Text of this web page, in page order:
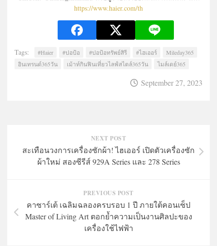
https://www.haier.com/th
Tags: #Haier #ปอป้อ #ปอป้อทรัพย์สิรี #ไฮเออร์
Mileday365
อินเทรนด์365วัน
เม้าท์กินฟินเที่ยวไลฟ์สไตล์365วัน ไมล์เดย์365
September 27, 2023
NEXT POST
สะเทือนวงการเครื่องซักผ้า! ไฮเออร์ เปิดตัวเครื่องซัก
ผ้าใหม่ สองซีรีส์ 929A Series และ 278 Series
PREVIOUS POST
คาซาร์เต้ เฉลิมฉลองครบรอบ 1 ปี ภายใต้คอนเซ็ป
Master of Living Art ตอกย้ำความเป็นงานศิลปะของ
เครื่องใช้ไฟฟ้า